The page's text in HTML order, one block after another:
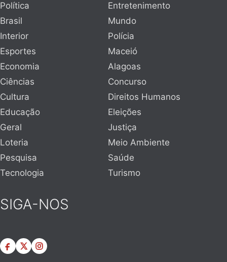
Política
Entretenimento
Brasil
Mundo
Interior
Polícia
Esportes
Maceió
Economia
Alagoas
Ciências
Concurso
Cultura
Direitos Humanos
Educação
Eleições
Geral
Justiça
Loteria
Meio Ambiente
Pesquisa
Saúde
Tecnologia
Turismo
SIGA-NOS